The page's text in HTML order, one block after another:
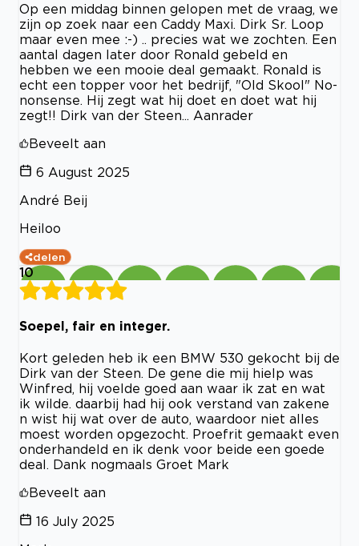
Op een middag binnen gelopen met de vraag, we
zijn op zoek naar een Caddy Maxi. Dirk Sr. Loop
maar even mee :-) .. precies wat we zochten. Een
aantal dagen later door Ronald gebeld en
hebben we een mooie deal gemaakt. Ronald is
echt een topper voor het bedrijf, "Old Skool" No-
nonsense. Hij zegt wat hij doet en doet wat hij
zegt!! Dirk van der Steen... Aanrader
Beveelt aan
6 August 2025
André Beij
Heiloo
delen
10
Soepel, fair en integer.
Kort geleden heb ik een BMW 530 gekocht bij de
Dirk van der Steen. De gene die mij hielp was
Winfred, hij voelde goed aan waar ik zat en wat
ik wilde. daarbij had hij ook verstand van zakene
n wist hij wat over de auto, waardoor niet alles
moest worden opgezocht. Proefrit gemaakt even
onderhandeld en ik denk voor beide een goede
deal. Dank nogmaals Groet Mark
Beveelt aan
16 July 2025